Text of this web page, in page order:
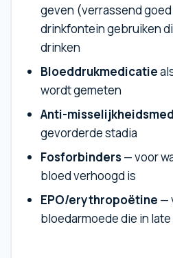
geven (verrassend
drinkfontein gebruiken
drinken
Bloeddrukmedicatie
wordt gemeten
Anti-
gevorderde stadia
Fosforbinders— voor
bloed verhoogd is
EPO/erythropoëtine —
bloedarmoede die in